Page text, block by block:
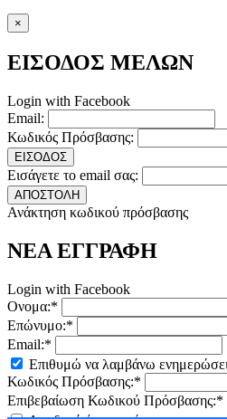
×
ΕΙΣΟΔΟΣ ΜΕΛΩΝ
Login with Facebook
Email:
Κωδικός Πρόσβασης:
ΕΙΣΟΔΟΣ
Εισάγετε το email σας:
ΑΠΟΣΤΟΛΗ
Ανάκτηση κωδικού πρόσβασης
ΝΕΑ ΕΓΓΡΑΦΗ
Login with Facebook
Ονομα:*
Επώνυμο:*
Email:*
Επιθυμώ να λαμβάνω
Κωδικός Πρόσβασης:*
Επιβεβαίωση Κωδικού Πρόσβασης:*